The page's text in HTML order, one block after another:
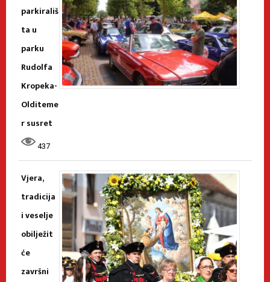
parkirališ
ta u
parku
Rudolfa
Kropeka-
Olditeme
r susret
437
Vjera,
tradicija
i veselje
obilježit
će
završni